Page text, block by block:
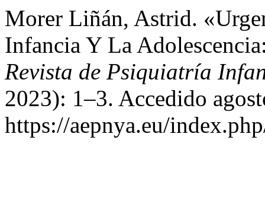
Morer Liñán, Astrid.
Infancia Y La
Revista de Psiquiatría
2023): 1–3. Accedido
https://aepnya.eu/